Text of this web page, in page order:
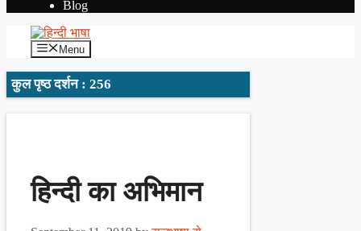
Blog
Menu
कुल पृष्ठ दर्शन : 256
हिन्दी का अभिमान